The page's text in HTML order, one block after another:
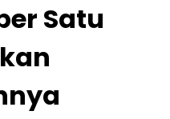
Satu